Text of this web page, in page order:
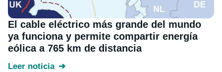
El cable eléctrico más grande del mundo
ya funciona y permite compartir energía
eólica a 765 km de distancia
Leer noticia